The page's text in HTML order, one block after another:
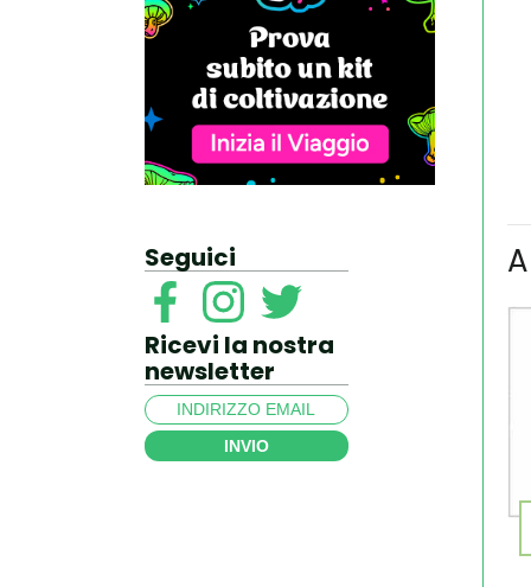
Seguici
Ricevi la nostra
newsletter
INVIO